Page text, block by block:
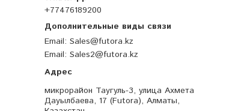
+77476189200
Email Sales@futora.kz
Email Sales2@futora.kz
микрорайон Таугуль-3, улица Ахмета
Дауылбаева, 17 (Futora), Алматы,